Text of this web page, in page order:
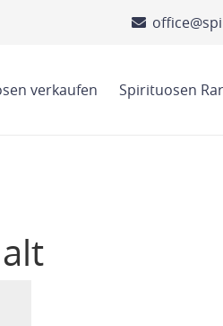
verkaufen Spirituosen